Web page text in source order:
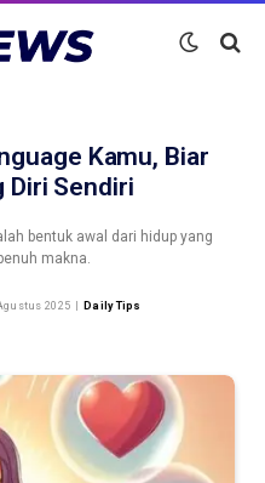
Kamu, Biar
Diri Sendiri
bentuk awal dari hidup yang
makna.
2025 Daily Tips